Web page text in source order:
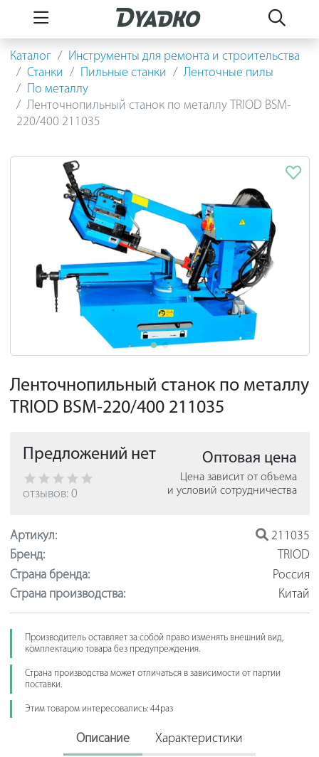
Каталог
Инструменты для ремонта и строительства
Станки
Пильные станки
Ленточные пилы
По металлу
Ленточнопильный станок по металлу TRIOD BSM-
220/400 211035
Ленточнопильный станок по металлу
TRIOD BSM-220/400 211035
Предложений нет
отзывов: 0
Оптовая цена
Цена зависит от объема
и условий сотрудничества
Артикул:
211035
Бренд:
TRIOD
Страна бренда:
Россия
Страна производства:
Китай
Производитель оставляет за собой право изменять внешний вид,
комплектацию товара без предупреждения.
Страна производства может отличаться в зависимости от партии
поставки.
Этим товаром интересовались: 44раз
Описание Характеристики